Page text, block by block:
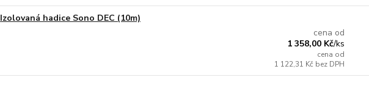
Izolovaná hadice Sono DEC (10m)
cena od
1 358,00 Kč/ks
cena od
1 122,31 Kč bez DPH